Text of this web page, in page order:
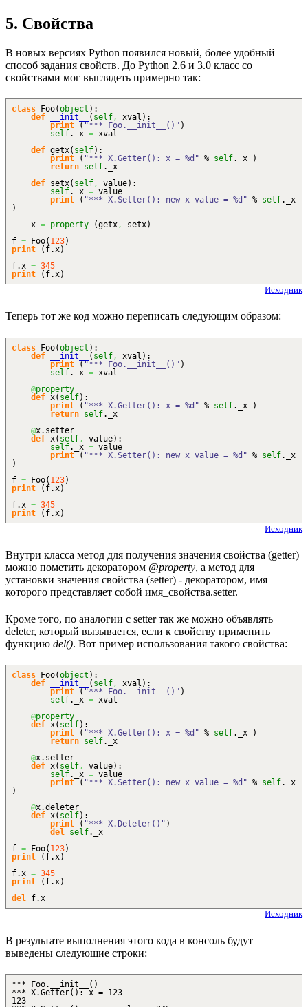
5. Свойства
В новых версиях Python появился новый, более удобный
способ задания свойств. До Python 2.6 и 3.0 класс со
свойствами мог выглядеть примерно так:
class Foo(object ) :
def
__init__ ( self, xval ) :
print
( "*** Foo.__init__()" )
self._x = xval
def getx( self) :
print
( "*** X.Getter(): x = %d" % self._x
)
return self._x
def setx( self, value) :
self._x = value
print
( "*** X.Setter(): new x value = %d" % self._x
)
x = property (getx, setx)
f = Foo( 123)
print
( f.x)
f.x = 345
print
( f.x)
Исходник
Теперь тот же код можно переписать следующим образом:
class Foo(object ) :
def
__init__ ( self , xval ) :
print ("*** Foo.__init__()" )
self._x = xval
@property
def x( self) :
print
( "*** X.Getter(): x = %d" % self._x
)
return self._x
@x. setter
def x( self , value) :
self._x = value
print ( "*** X.Setter(): new x value = %d" % self._x
)
f = Foo( 123)
print
( f. x)
f. x = 345
print
( f. x)
Исходник
Внутри класса метод для получения значения свойства (getter)
можно пометить декоратором @property, а метод для
установки значения свойства (setter) - декоратором, имя
которого представляет собой имя_свойства.setter.
Кроме того, по аналогии с setter так же можно объявлять
deleter, который вызывается, если к свойству применить
функцию del(). Вот пример использования такого свойства:
class Foo(object ) :
def
__init__ ( self, xval ) :
print
( "*** Foo.__init__()" )
self._x = xval
@property
def x( self) :
print
( "*** X.Getter(): x = %d" % self._x
)
return self._x
@x. setter
def x( self, value) :
self._x = value
print
( "*** X.Setter(): new x value = %d" % self._x
)
@x.deleter
def x( self) :
print
( "*** X.Deleter()" )
del self._x
f = Foo( 123)
print
( f.x)
f.x = 345
print
( f.x)
del f.x
Исходник
В результате выполнения этого кода в консоль будут
выведены следующие строки:
*** Foo.__init__()
*** X.Getter(): x = 123
123